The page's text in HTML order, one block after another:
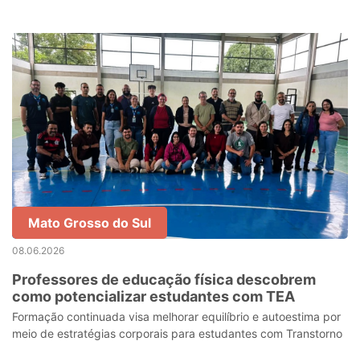
Mato Grosso do Sul
08.06.2026
Professores de educação física descobrem
como potencializar estudantes com TEA
Formação continuada visa melhorar equilíbrio e autoestima por
meio de estratégias corporais para estudantes com Transtorno